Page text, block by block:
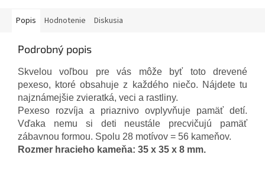
Popis Hodnotenie Diskusia
Podrobný popis
Skvelou voľbou pre vás môže byť toto drevené
pexeso, ktoré obsahuje z každého niečo. Nájdete tu
najznámejšie zvieratká, veci a rastliny.
Pexeso rozvíja a priaznivo ovplyvňuje pamäť detí.
Vďaka nemu si deti neustále precvičujú pamäť
zábavnou formou. Spolu 28 motívov = 56 kameňov.
Rozmer hracieho kameňa: 35 x 35 x 8 mm.